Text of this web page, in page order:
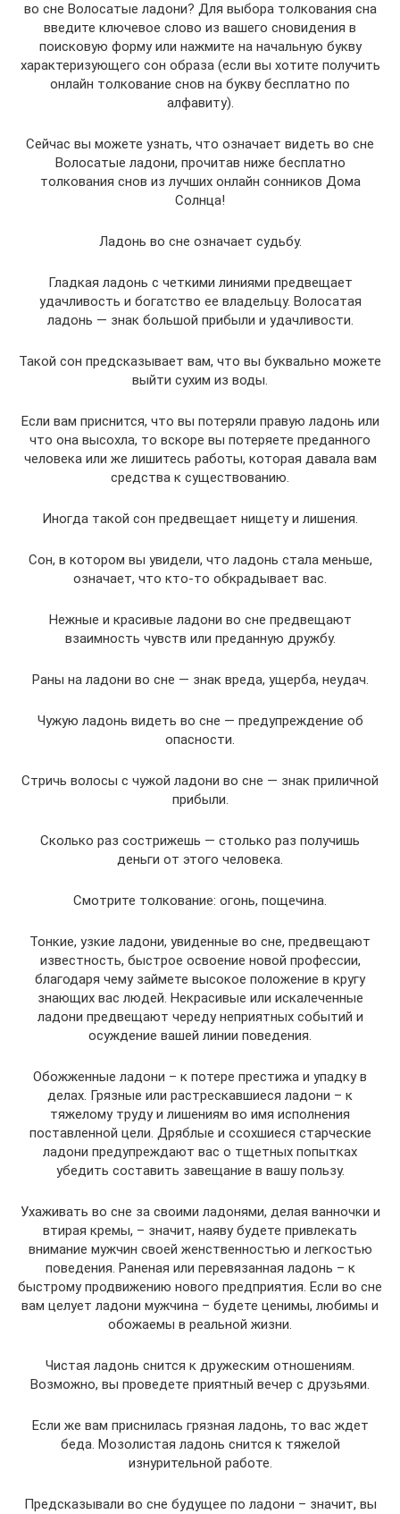
во сне Волосатые ладони? Для выбора толкования сна
введите ключевое слово из вашего сновидения в
поисковую форму или нажмите на начальную букву
характеризующего сон образа (если вы хотите получить
онлайн толкование снов на букву бесплатно по
алфавиту).
Сейчас вы можете узнать, что означает видеть во сне
Волосатые ладони, прочитав ниже бесплатно
толкования снов из лучших онлайн сонников Дома
Солнца!
Ладонь во сне означает судьбу.
Гладкая ладонь с четкими линиями предвещает
удачливость и богатство ее владельцу. Волосатая
ладонь — знак большой прибыли и удачливости.
Такой сон предсказывает вам, что вы буквально можете
выйти сухим из воды.
Если вам приснится, что вы потеряли правую ладонь или
что она высохла, то вскоре вы потеряете преданного
человека или же лишитесь работы, которая давала вам
средства к существованию.
Иногда такой сон предвещает нищету и лишения.
Сон, в котором вы увидели, что ладонь стала меньше,
означает, что кто-то обкрадывает вас.
Нежные и красивые ладони во сне предвещают
взаимность чувств или преданную дружбу.
Раны на ладони во сне — знак вреда, ущерба, неудач.
Чужую ладонь видеть во сне — предупреждение об
опасности.
Стричь волосы с чужой ладони во сне — знак приличной
прибыли.
Сколько раз сострижешь — столько раз получишь
деньги от этого человека.
Смотрите толкование: огонь, пощечина.
Тонкие, узкие ладони, увиденные во сне, предвещают
известность, быстрое освоение новой профессии,
благодаря чему займете высокое положение в кругу
знающих вас людей. Некрасивые или искалеченные
ладони предвещают череду неприятных событий и
осуждение вашей линии поведения.
Обожженные ладони – к потере престижа и упадку в
делах. Грязные или растрескавшиеся ладони – к
тяжелому труду и лишениям во имя исполнения
поставленной цели. Дряблые и ссохшиеся старческие
ладони предупреждают вас о тщетных попытках
убедить составить завещание в вашу пользу.
Ухаживать во сне за своими ладонями, делая ванночки и
втирая кремы, – значит, наяву будете привлекать
внимание мужчин своей женственностью и легкостью
поведения. Раненая или перевязанная ладонь – к
быстрому продвижению нового предприятия. Если во сне
вам целует ладони мужчина – будете ценимы, любимы и
обожаемы в реальной жизни.
Чистая ладонь снится к дружеским отношениям.
Возможно, вы проведете приятный вечер с друзьями.
Если же вам приснилась грязная ладонь, то вас ждет
беда. Мозолистая ладонь снится к тяжелой
изнурительной работе.
Предсказывали во сне будущее по ладони – значит, вы